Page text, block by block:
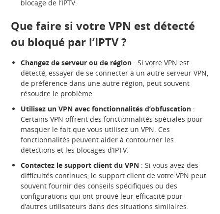
blocage de l’IPTV.
Que faire si votre VPN est détecté
ou bloqué par l’IPTV ?
Changez de serveur ou de région : Si votre VPN est
détecté, essayer de se connecter à un autre serveur VPN,
de préférence dans une autre région, peut souvent
résoudre le problème.
Utilisez un VPN avec fonctionnalités d’obfuscation :
Certains VPN offrent des fonctionnalités spéciales pour
masquer le fait que vous utilisez un VPN. Ces
fonctionnalités peuvent aider à contourner les
détections et les blocages d’IPTV.
Contactez le support client du VPN : Si vous avez des
difficultés continues, le support client de votre VPN peut
souvent fournir des conseils spécifiques ou des
configurations qui ont prouvé leur efficacité pour
d’autres utilisateurs dans des situations similaires.